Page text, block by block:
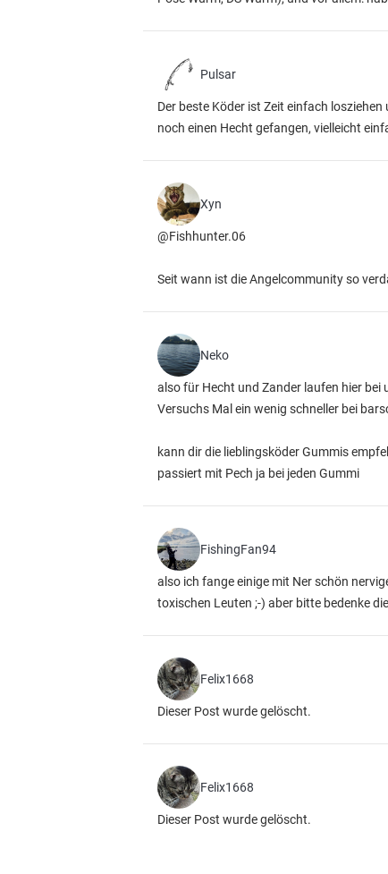
Pulsar
Der beste Köder ist Zeit einfach
noch einen Hecht gefangen, vielleicht
Xyn
@Fishhunter.06
Seit wann ist die Angelcommunity so
Neko
also für Hecht und Zander laufen hier
Versuchs Mal ein wenig schneller bei
kann dir die lieblingsköder Gummis
passiert mit Pech ja bei jeden Gummi
FishingFan94
also ich fange einige mit Ner schön
toxischen Leuten ;-) aber bitte bedenke
Felix1668
Dieser Post wurde gelöscht.
Felix1668
Dieser Post wurde gelöscht.